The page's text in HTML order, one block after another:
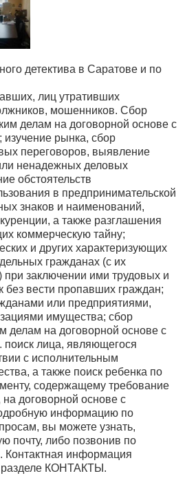
детектива в Саратове и по
лиц утративших
мошенников. Сбор
делам на договорной основе с
изучение рынка, сбор
переговоров, выявление
ненадежных деловых
обстоятельств
в предпринимательской
знаков и наименований,
а также разглашения
коммерческую тайну;
и других характеризующих
гражданах (с их
при заключении ими трудовых и
без вести пропавших граждан;
или предприятиями,
имущества; сбор
делам на договорной основе с
поиск лица, являющегося
с исполнительным
а также поиск ребенка по
содержащему требование
договорной основе с
информацию по
вы можете узнать,
почту, либо позвонив по
информация
разделе КОНТАКТЫ.